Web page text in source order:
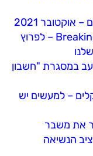
2021
המלצה על סרט: Breaking Boundaries – לפרוץ
במסגרת "חשבון
– למעשים יש
את משבר
הנשיאה